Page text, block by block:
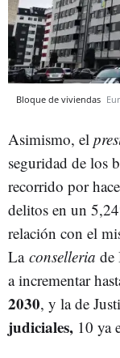
Bloque de viviendas
Asimismo, el
seguridad de los
recorrido por
delitos en un
relación con el
La conselleria de
a incrementar
2030, y la de
judiciales, 10 ya